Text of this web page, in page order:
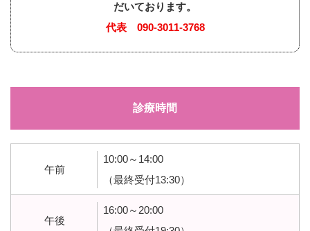
だいております。
代表 090-3011-3768
診療時間
午前
10:00～14:00
（最終受付13:30）
午後
16:00～20:00